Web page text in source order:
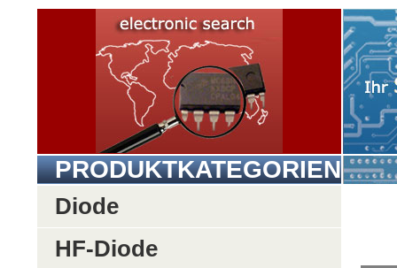
PRODUKTKATEGORIEN
Diode
HF-Diode